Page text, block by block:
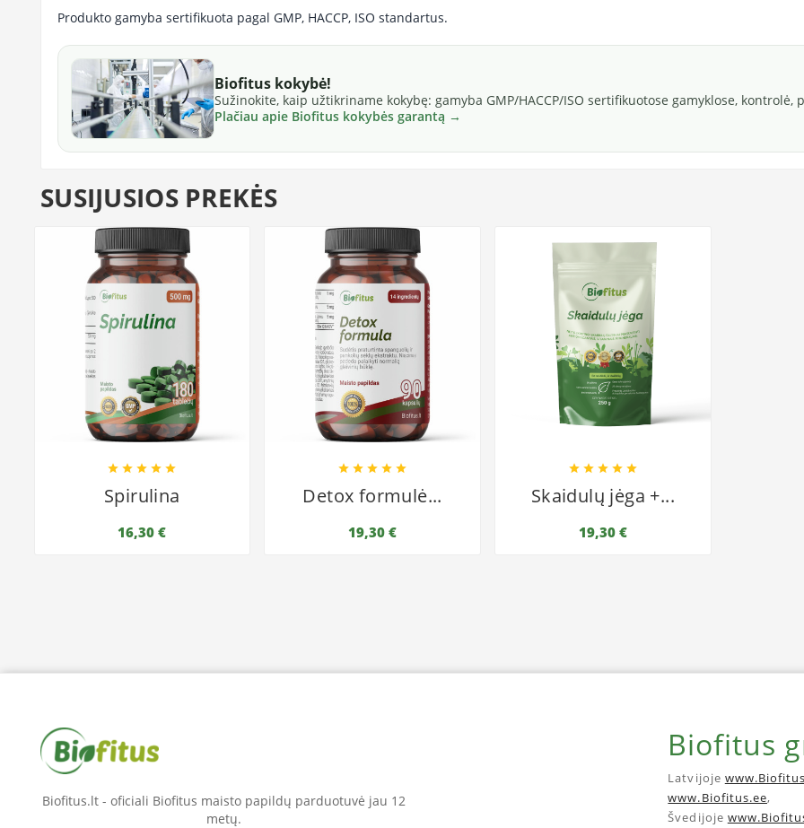
Produkto gamyba sertifikuota pagal GMP, HACCP, ISO standartus.
Biofitus kokybė!
Sužinokite, kaip užtikriname kokybę: gamyba GMP/HACCP/ISO sertifikuotose gamyklose,
Plačiau apie Biofitus kokybės garantą →
SUSIJUSIOS PREKĖS
    
Spirulina
16,30 €
    
Detox formulė...
19,30 €
    
Skaidulų jėga +...
19,30 €
Biofitus.lt - oficiali Biofitus maisto papildų parduotuvė jau 12
metų.
Biofitus
Latvijoje
www.Biofitus.ee,
Švedijoje